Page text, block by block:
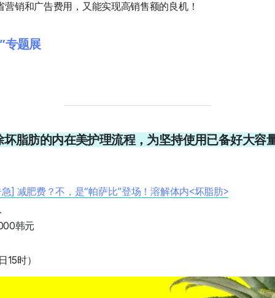
销和广告费用，又能实现高销售额的良机！
专题展
坏脂肪的内在美护理流程，为坚持使用已备好大容
] 减肥费？不，是“帕萨比”登场！溶解体内<坏脂肪>
韩元
时）